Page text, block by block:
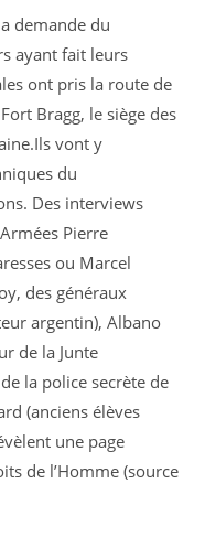
demande du
ayant fait leurs
ont pris la route de
Bragg, le siège des
vont y
du
Des interviews
Pierre
ou Marcel
des généraux
argentin), Albano
de la Junte
la police secrète de
(anciens élèves
une page
de l’Homme (source